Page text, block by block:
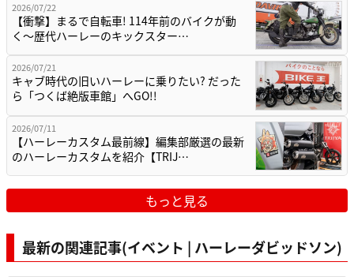
2026/07/22
【衝撃】まるで自転車! 114年前のバイクが動
く〜歴代ハーレーのキックスター…
2026/07/21
キャブ時代の旧いハーレーに乗りたい? だった
ら「つくば絶版車館」へGO!!
2026/07/11
【ハーレーカスタム最前線】編集部厳選の最新
のハーレーカスタムを紹介【TRIJ…
もっと見る
最新の関連記事(イベント | ハーレーダビッドソン)